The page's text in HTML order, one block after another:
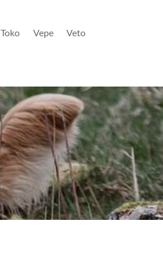
Toko Vepe
Veto